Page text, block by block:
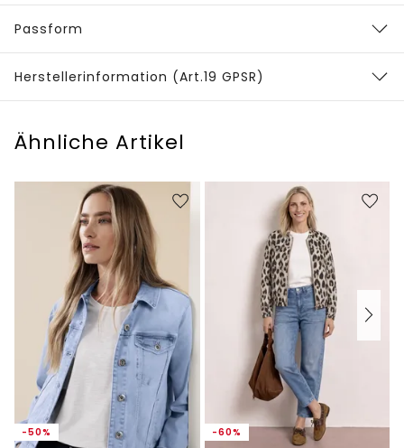
Passform
Herstellerinformation (Art.19 GPSR)
Ähnliche Artikel
-50% -60%